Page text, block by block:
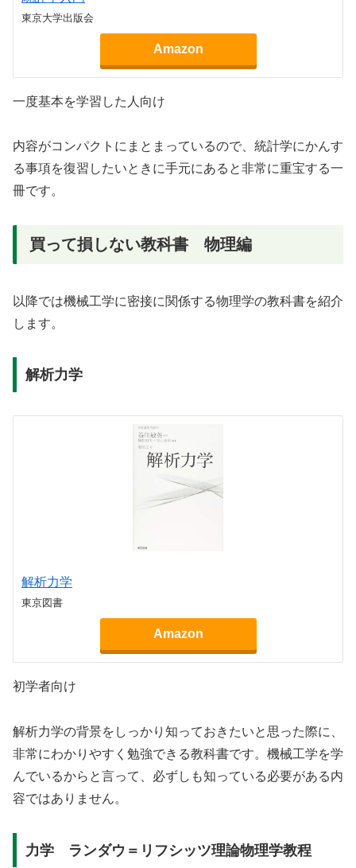
東京大学出版会
Amazon
一度基本を学習した人向け
内容がコンパクトにまとまっているので、統計学にかんす
る事項を復習したいときに手元にあると非常に重宝する一
冊です。
買って損しない教科書 物理編
以降では機械工学に密接に関係する物理学の教科書を紹介
します。
解析力学
解析力学
東京図書
Amazon
初学者向け
解析力学の背景をしっかり知っておきたいと思った際に、
非常にわかりやすく勉強できる教科書です。機械工学を学
んでいるからと言って、必ずしも知っている必要がある内
容ではありません。
力学 ランダウ＝リフシッツ理論物理学教程